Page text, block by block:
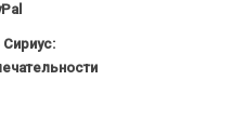
Сириус: